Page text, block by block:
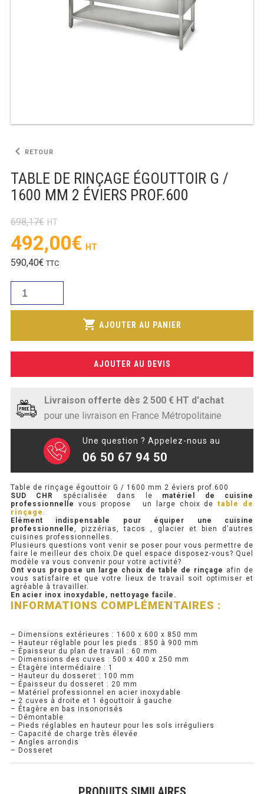
TABLE 700 – 4 PORTES
TABLE 800
TABLE 700 VITRÉE
TABLE CONGÉLATEUR
SOUBASSEMENT RÉFRIGÉRÉ
TABLE DE PRÉPARATION
TABLE DE PRÉPARATION COMPACTE
TABLE DE PRÉPARATION 700 / 800
SALADETTE COMPACTE
SALADETTE COMPACTE VITRÉE
SALADETTE 800 VITRÉE
MEUBLE À PIZZA
MEUBLE À PIZZA COMPACT
MEUBLE À PIZZA
PRÉSENTOIR À INGRÉDIENTS
PROFONDEUR 300 VITRÉE
PROFONDEUR 400 VITRÉE
PROFONDEUR 300 INOX
PROFONDEUR 400 INOX
ARMOIRE RÉFRIGÉRÉE
RÉFRIGÉRATEUR
RÉFRIGÉRATEUR VITRÉ
keyboard_arrow_left RETOUR
TABLE DE RINÇAGE ÉGOUTTOIR G /
1600 MM 2 ÉVIERS PROF.600
698,17€
Le
prix
initial
était :
698,17€.
492,00€
Le
actuel
est :
590,40€ TTC
rinçage
mm
prof.600
shopping_cart AJOUTER AU PANIER
AJOUTER AU DEVIS
Livraison offerte dès 2 500 € HT d'achat
pour une livraison en France Métropolitaine
Une question ? Appelez-nous au
06 50 67 94 50
Table de rinçage égouttoir G / 1600 mm 2 éviers prof.600
SUD CHR
spécialisée dans le matériel de cuisine
professionnelle
vous propose un large choix detable de
rinçage .
Elément indispensable pour équiper une cuisine
professionnelle, pizzérias, tacos , glacier et bien d’autres
cuisines professionnelles.
Plusieurs questions vont venir se poser pour vous permettre de
faire le meilleur des choix.De quel espace disposez-vous? Quel
modèle va vous convenir pour votre activité?
Ont vous propose un large choix de table de rinçage afin de
vous satisfaire et que votre lieux de travail soit optimiser et
agréable à travailler.
En acier inox inoxydable, nettoyage facile.
INFORMATIONS COMPLÉMENTAIRES :
– Dimensions extérieures : 1600 x 600 x 850 mm
– Hauteur réglable pour les pieds : 850 à 900 mm
– Épaisseur du plan de travail : 60 mm
– Dimensions des cuves : 500 x 400 x 250 mm
– Étagère intermédiaire : 1
– Hauteur du dosseret : 100 mm
– Épaisseur du dosseret : 20 mm
– Matériel professionnel en acier inoxydable
– 2 cuves à droite et 1 égouttoir à gauche
– Étagère en bas insonorisés
– Démontable
– Pieds réglables en hauteur pour les sols irréguliers
– Capacité de charge très élevée
– Angles arrondis
– Dosseret